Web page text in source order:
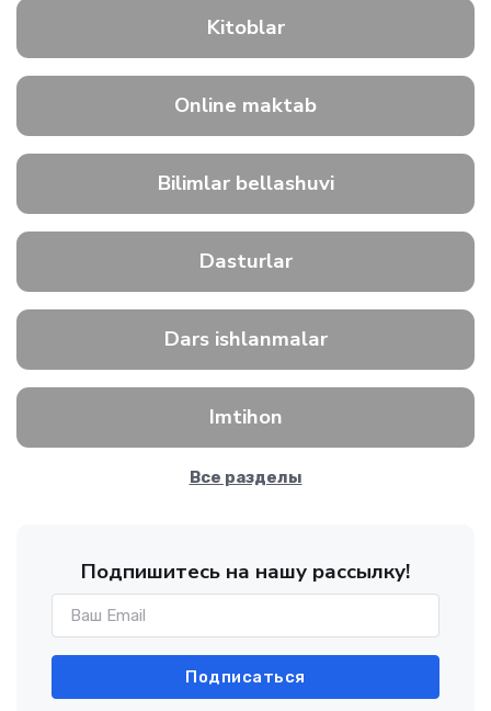
Kitoblar
Online maktab
Bilimlar bellashuvi
Dasturlar
Dars ishlanmalar
Imtihon
Все разделы
Подпишитесь на нашу рассылку!
Подписаться